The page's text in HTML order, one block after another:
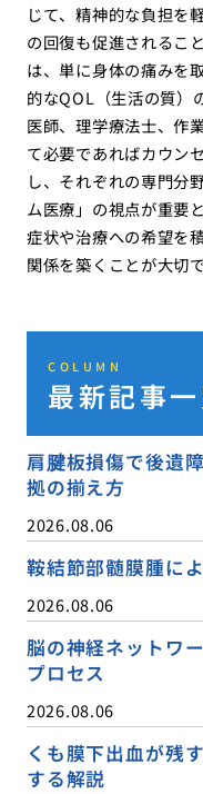
じて、精神的な負担を
の回復も促進されるこ
は、単に身体の痛みを
的なQOL（生活の質）
医師、理学療法士、作
て必要であればカウン
し、それぞれの専門分
ム医療」の視点が重要
症状や治療への希望を
関係を築くことが大切で
COLUMN
最新記事
肩腱板損傷で後遺
拠の揃え方
2026.08.06
鞍結節部髄膜腫に
2026.08.06
脳の神経ネットワ
プロセス
2026.08.06
くも膜下出血が残
する解説